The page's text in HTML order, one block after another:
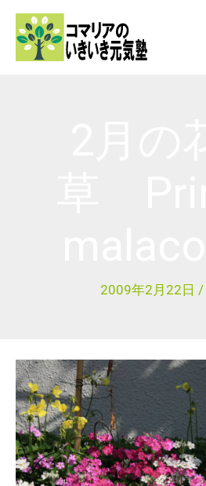
2009年2月22日 /